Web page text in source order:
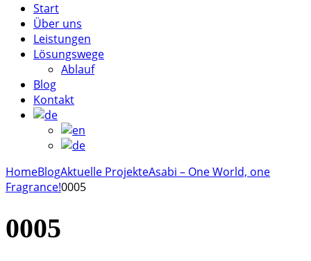
Start
Über uns
Leistungen
Lösungswege
Ablauf
Blog
Kontakt
HomeBlogAktuelle ProjekteAsabi – One World, one
Fragrance!0005
0005